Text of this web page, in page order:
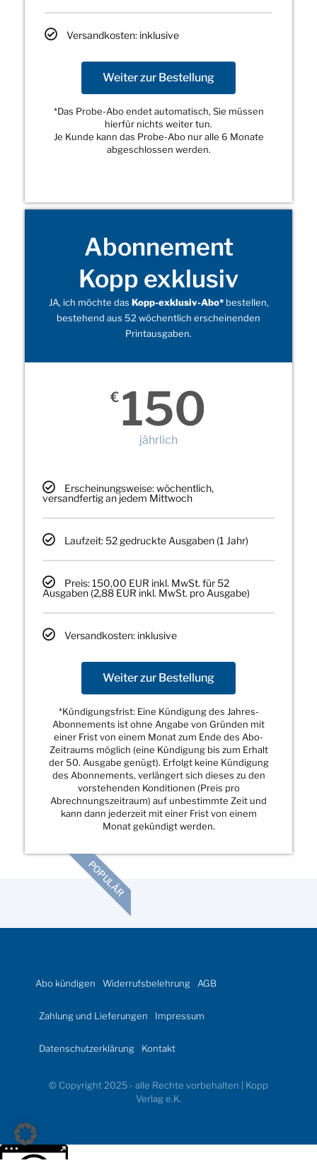
Versandkosten: inklusive
Weiter zur Bestellung
*Das Probe-Abo endet automatisch, Sie müssen
hierfür nichts weiter tun.
Je Kunde kann das Probe-Abo nur alle 6 Monate
abgeschlossen werden.
Abonnement
Kopp exklusiv
JA, ich möchte das Kopp-exklusiv-Abo*bestellen,
bestehend aus 52 wöchentlich erscheinenden
Printausgaben.
€ 150
jährlich
Erscheinungsweise: wöchentlich,
versandfertig an jedem Mittwoch
Laufzeit: 52 gedruckte Ausgaben (1 Jahr)
Preis: 150,00 EUR inkl. MwSt. für 52
Ausgaben (2,88 EUR inkl. MwSt. pro Ausgabe)
Versandkosten: inklusive
Weiter zur Bestellung
*Kündigungsfrist: Eine Kündigung des Jahres-
Abonnements ist ohne Angabe von Gründen mit
einer Frist von einem Monat zum Ende des Abo-
Zeitraums möglich (eine Kündigung bis zum Erhalt
der 50. Ausgabe genügt). Erfolgt keine Kündigung
des Abonnements, verlängert sich dieses zu den
vorstehenden Konditionen (Preis pro
Abrechnungszeitraum) auf unbestimmte Zeit und
kann dann jederzeit mit einer Frist von einem
Monat gekündigt werden.
POPULÄR
Abo kündigen Widerrufsbelehrung AGB
Zahlung und Lieferungen Impressum
Datenschutzerklärung Kontakt
© Copyright 2025 - alle Rechte vorbehalten | Kopp
Verlag e.K.
Weitere Informationen über den gesperrten Inhalt.